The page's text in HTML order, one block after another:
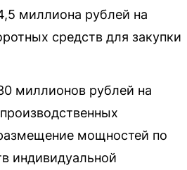
миллиона рублей на
средств для закупки
миллионов рублей на
мощностей по
индивидуальной